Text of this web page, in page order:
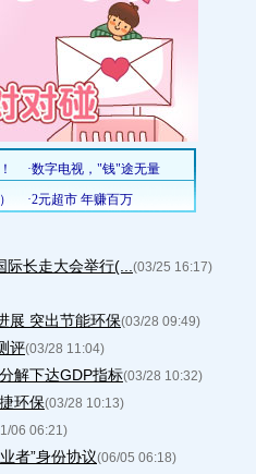
长走大会举行(... (03/25 16:17)
展 突出节能环保(03/28 09:49)
评(03/28 11:04)
解下达GDP指标(03/28 10:32)
环保(03/28 10:13)
06 06:21)
者”身份协议(06/05 06:18)